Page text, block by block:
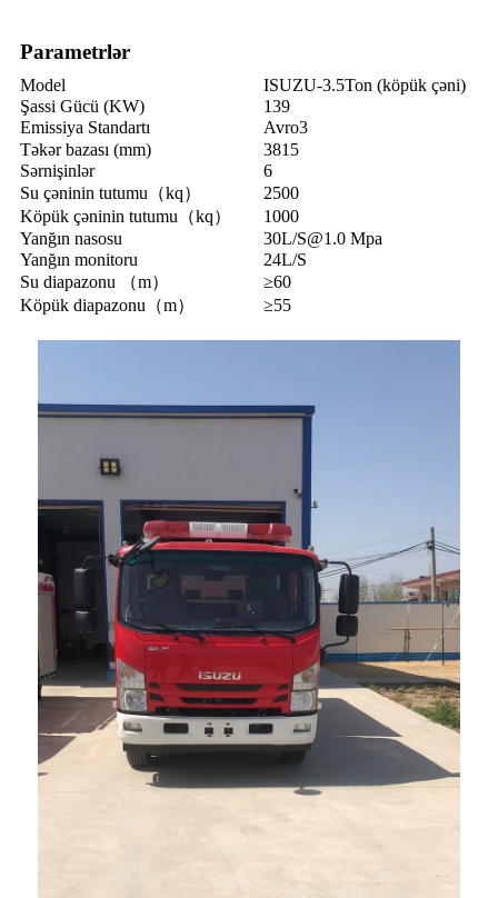
Parametrlər
Model
ISUZU-3.5Ton (köpük çəni)
Şassi Gücü (KW)
139
Emissiya Standartı
Avro3
Təkər bazası (mm)
3815
Sərnişinlər
6
Su çəninin tutumu（kq）
2500
Köpük çəninin tutumu（kq）
1000
Yanğın nasosu
30L/S@1.0 Mpa
Yanğın monitoru
24L/S
Su diapazonu （m）
≥60
Köpük diapazonu（m）
≥55